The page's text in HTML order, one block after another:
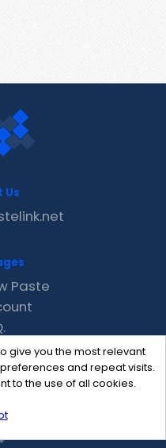
give you the most relevant
and repeat visits.
to the use of all cookies.
Us
Paste